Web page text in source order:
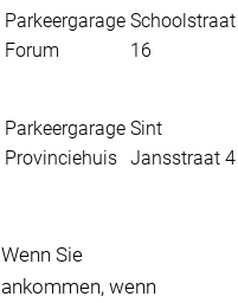
Parkeergarage
Forum
Schoolstraat
16
Parkeergarage
Provinciehuis
Sint
Jansstraat 4
Wenn Sie
ankommen, wenn